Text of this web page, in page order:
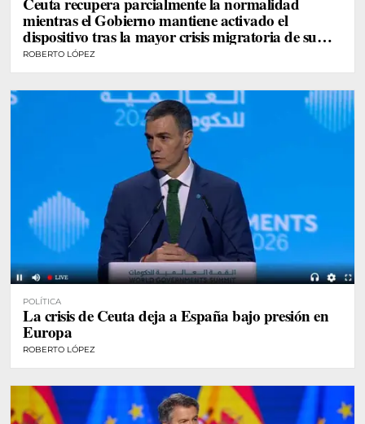
mientras el Gobierno mantiene activado el
dispositivo tras la mayor crisis migratoria de su
historia
ROBERTO LÓPEZ
POLÍTICA
La crisis de Ceuta deja a España bajo presión en
Europa
ROBERTO LÓPEZ